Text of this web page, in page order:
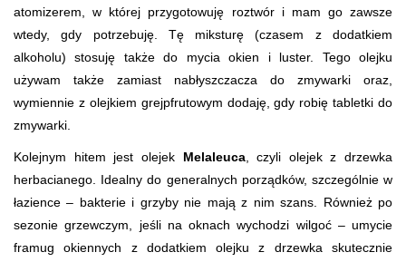
atomizerem, w której przygotowuję roztwór i mam go zawsze
wtedy, gdy potrzebuję. Tę miksturę (czasem z dodatkiem
alkoholu) stosuję także do mycia okien i luster. Tego olejku
używam także zamiast nabłyszczacza do zmywarki oraz,
wymiennie z olejkiem grejpfrutowym dodaję, gdy robię tabletki do
zmywarki.
Kolejnym hitem jest olejek Melaleuca, czyli olejek z drzewka
herbacianego. Idealny do generalnych porządków, szczególnie w
łazience – bakterie i grzyby nie mają z nim szans. Również po
sezonie grzewczym, jeśli na oknach wychodzi wilgoć – umycie
framug okiennych z dodatkiem olejku z drzewka skutecznie